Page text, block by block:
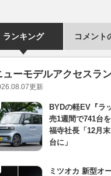
ランキング コメント
ューモデルアクセスラ
更新
BYDの軽EV『ラ
売1週間で741台
福寺社長「12月
台に」
ミツオカ 新型オ